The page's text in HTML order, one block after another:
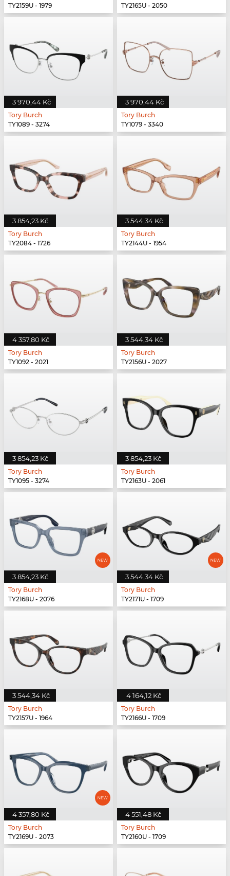
TY2159U - 1979
TY2165U - 2050
3 970,44 Kč
Tory Burch
TY1089 - 3274
3 970,44 Kč
Tory Burch
TY1079 - 3340
3 854,23 Kč
Tory Burch
TY2084 - 1726
3 544,34 Kč
Tory Burch
TY2144U - 1954
4 357,80 Kč
Tory Burch
TY1092 - 2021
3 544,34 Kč
Tory Burch
TY2156U - 2027
3 854,23 Kč
Tory Burch
TY1095 - 3274
3 854,23 Kč
Tory Burch
TY2163U - 2061
3 854,23 Kč
Tory Burch
TY2168U - 2076
3 544,34 Kč
Tory Burch
TY2171U - 1709
3 544,34 Kč
Tory Burch
TY2157U - 1964
4 164,12 Kč
Tory Burch
TY2166U - 1709
4 357,80 Kč
Tory Burch
TY2169U - 2073
4 551,48 Kč
Tory Burch
TY2160U - 1709